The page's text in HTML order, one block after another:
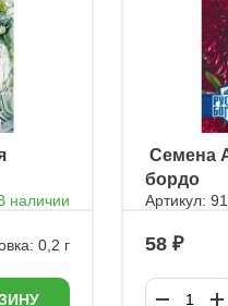
наличии
0,2 г
ㅤ
бордо
Артикул:
58